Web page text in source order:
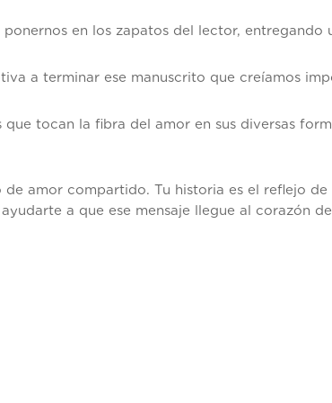
en los zapatos del lector, entregando
a terminar ese manuscrito que creíamos
tocan la fibra del amor en sus diversas
amor compartido. Tu historia es el reflejo de
a que ese mensaje llegue al corazón de